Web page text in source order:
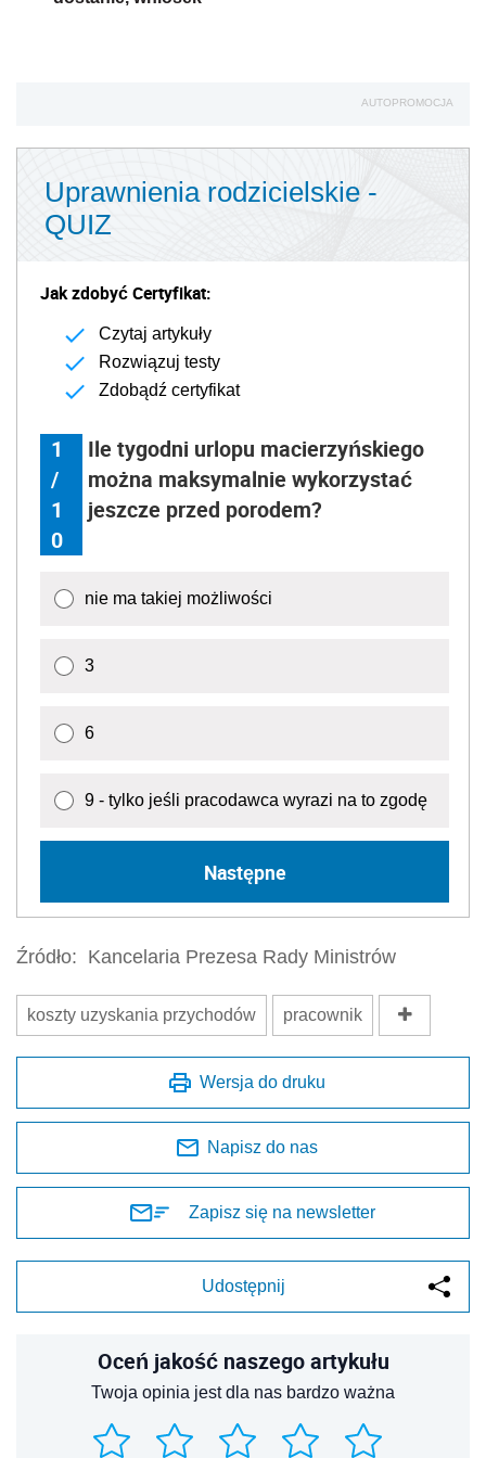
AUTOPROMOCJA
Uprawnienia rodzicielskie -
QUIZ
Jak zdobyć Certyfikat:
Czytaj artykuły
Rozwiązuj testy
Zdobądź certyfikat
1
/
1
0
Ile tygodni urlopu macierzyńskiego
można maksymalnie wykorzystać
jeszcze przed porodem?
nie ma takiej możliwości
3
6
9 - tylko jeśli pracodawca wyrazi na to zgodę
Następne
Źródło: Kancelaria Prezesa Rady Ministrów
koszty uzyskania przychodów pracownik
Wersja do druku
Napisz do nas
Zapisz się na newsletter
Udostępnij
Oceń jakość naszego artykułu
Twoja opinia jest dla nas bardzo ważna